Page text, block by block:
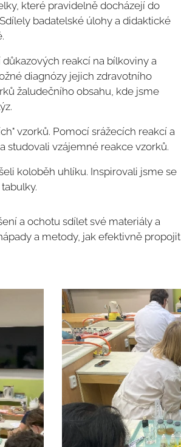
které pravidelně docházejí do
badatelské úlohy a didaktické
reakcí na bílkoviny a
diagnózy jejich zdravotního
žaludečního obsahu, kde jsme
vzorků. Pomocí srážecích reakcí a
studovali vzájemné reakce vzorků.
koloběh uhlíku. Inspirovali jsme se
a ochotu sdílet své materiály a
a metody, jak efektivně propojit